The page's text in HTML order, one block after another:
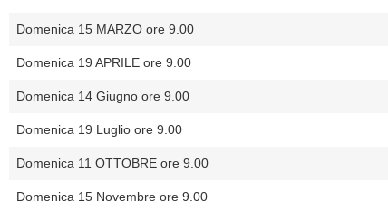
Domenica 15 MARZO ore 9.00
Domenica 19 APRILE ore 9.00
Domenica 14 Giugno ore 9.00
Domenica 19 Luglio ore 9.00
Domenica 11 OTTOBRE ore 9.00
Domenica 15 Novembre ore 9.00